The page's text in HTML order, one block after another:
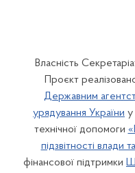
Власність
Проєкт
Державним
урядування України у
технічної допомоги
підзвітності влади
фінансової підтримки